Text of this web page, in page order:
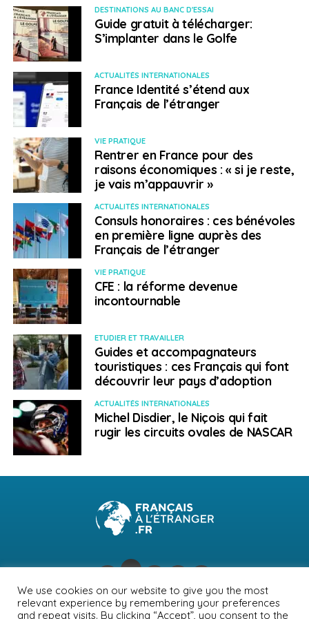
médicaments directement dans le pays, ou passer par
un proche qui l’envoie par la poste.
SUJETS ASSOCIÉS:
FEATURED
FLORIAN BOHÈME
HELENE CONWAY-MOURET
IVG
MÉLANIE VOGEL RAPATRIEMENT
A SUIVRE
Cinquième circonscription: un questionnaire sur
l’employabilité et l’entrepreneuriat lancé par
Stéphane Vojetta
NE RATEZ PAS
Législatives partielles dans les 2e, 8e et 9e
circonscriptions: quelles sont les dates des deux
tours ?
Leena Lecointre
DESTINATIONS AU BANC D'ESSAI
Guide gratuit à télécharger:
S’implanter dans le Golfe
ACTUALITÉS INTERNATIONALES
France Identité s’étend aux
Français de l’étranger
VIE PRATIQUE
Rentrer en France pour des
raisons économiques : « si je reste,
je vais m’appauvrir »
ACTUALITÉS INTERNATIONALES
Consuls honoraires : ces bénévoles
en première ligne auprès des
Français de l’étranger
VIE PRATIQUE
CFE : la réforme devenue
incontournable
ETUDIER ET TRAVAILLER
Guides et accompagnateurs
touristiques : ces Français qui font
découvrir leur pays d’adoption
ACTUALITÉS INTERNATIONALES
Michel Disdier, le Niçois qui fait
rugir les circuits ovales de NASCAR
NEWSLETTER PUBLICITÉ CONTACTS MENTIONS LÉGALES
We use cookies on our website to give you the most
relevant experience by remembering your preferences
and repeat visits. By clicking “Accept”, you consent to the